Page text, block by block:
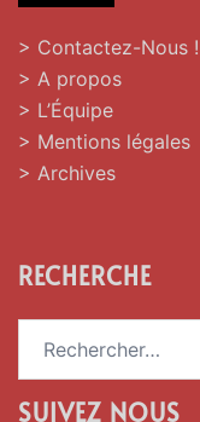
> Contactez-Nous !
> A propos
> L’Équipe
> Mentions légales
> Archives
RECHERCHE
SUIVEZ NOUS